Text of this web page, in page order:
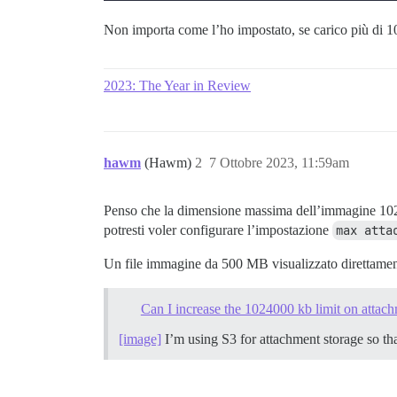
Non importa come l’ho impostato, se carico più di
2023: The Year in Review
hawm (Hawm) 7 Ottobre 2023, 11:59am
2
Penso che la dimensione massima dell’immagine
potresti voler configurare l’impostazione max
Un file immagine da 500 MB visualizzato
Can I increase the 1024000 kb limit on
[image] I’m using S3 for attachment storage so